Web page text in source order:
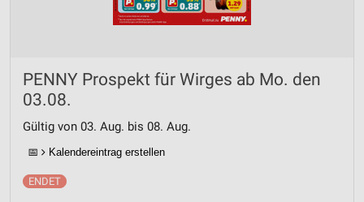
PENNY Prospekt für Wirges ab Mo. den
03.08.
Gültig von 03. Aug. bis 08. Aug.
📅 Kalendereintrag erstellen